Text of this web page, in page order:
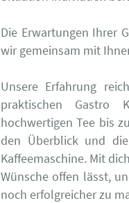
Die Erwartungen Ihrer
wir gemeinsam mit
Unsere Erfahrung
praktischen Gastro
hochwertigen Tee bis
den Überblick und
Kaffeemaschine. Mit
Wünsche offen lässt,
noch erfolgreicher zu